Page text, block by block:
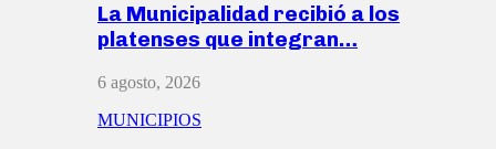
La Municipalidad recibió a los
platenses que integran…
6 agosto, 2026
MUNICIPIOS